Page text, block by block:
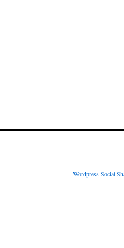
Wordpress Social